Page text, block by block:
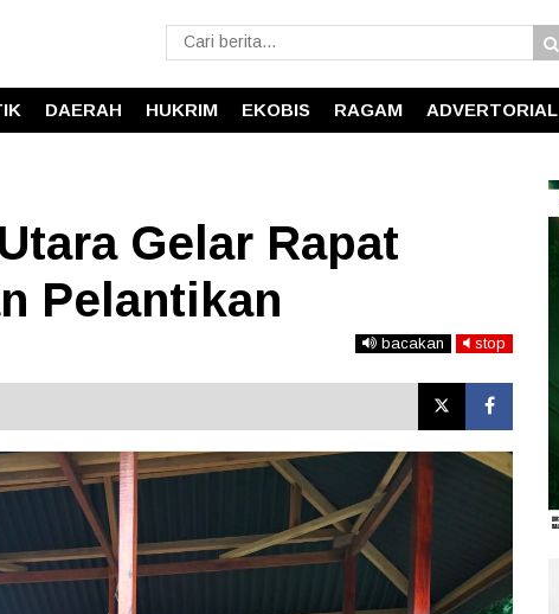
DAERAH HUKRIM EKOBIS RAGAM ADVERTORIAL
Gelar Rapat
Pelantikan
bacakan stop